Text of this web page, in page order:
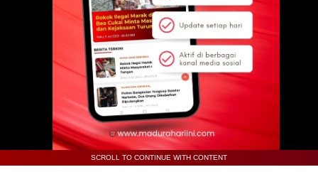
SCROLL TO CONTINUE WITH CONTENT